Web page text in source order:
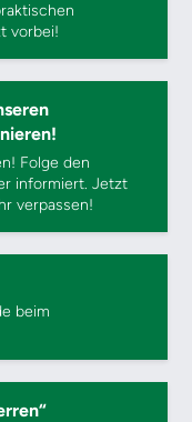
vorbei!
Folge den
informiert. Jetzt
verpassen!
beim